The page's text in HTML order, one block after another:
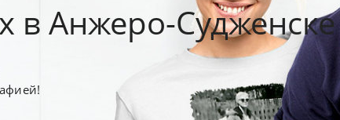
в Анжеро-Судженске